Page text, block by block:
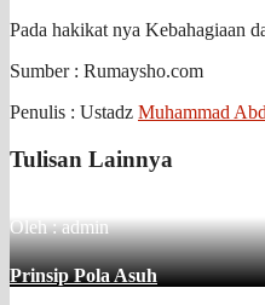
Pada hakikat nya Kebahagiaan
Sumber : Rumaysho.com
Penulis : Ustadz Muhammad
Tulisan Lainnya
Oleh : admin
Prinsip Pola Asuh